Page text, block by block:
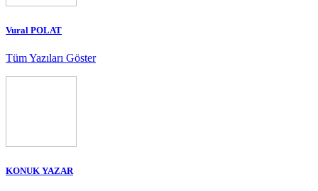
Vural POLAT
Tüm Yazıları Göster
KONUK YAZAR